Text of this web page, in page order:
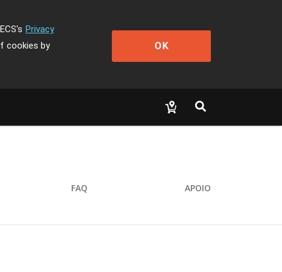
Privacy
cookies by
OK
FAQ APOIO